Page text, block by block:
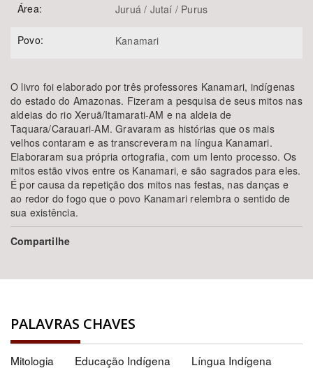
Área: Juruá / Jutaí / Purus
Povo: Kanamari
O livro foi elaborado por três professores Kanamari, indígenas
do estado do Amazonas. Fizeram a pesquisa de seus mitos nas
aldeias do rio Xeruã/Itamarati-AM e na aldeia de
Taquara/Carauari-AM. Gravaram as histórias que os mais
velhos contaram e as transcreveram na língua Kanamari.
Elaboraram sua própria ortografia, com um lento processo. Os
mitos estão vivos entre os Kanamari, e são sagrados para eles.
É por causa da repetição dos mitos nas festas, nas danças e
ao redor do fogo que o povo Kanamari relembra o sentido de
sua existência.
Compartilhe
PALAVRAS CHAVES
Mitologia Educação Indígena Língua Indígena